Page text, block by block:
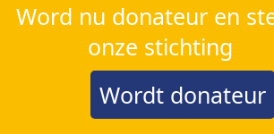
Word nu donateur en
onze stichting
Wordt donateur